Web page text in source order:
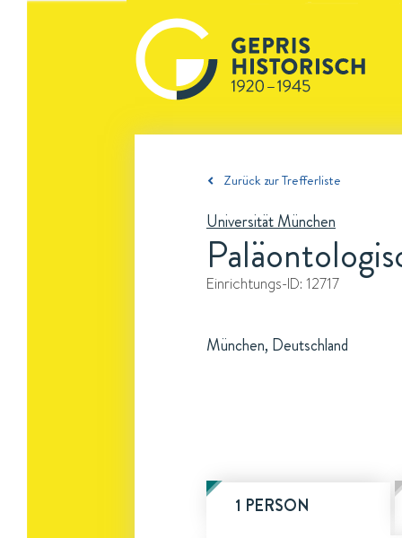
Zurück zur Trefferliste
Universität München
Einrichtungs-ID: 12717
München, Deutschland
1 PERSON